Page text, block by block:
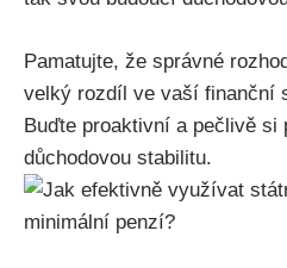
Pamatujte, že správné
velký rozdíl ve vaší finanční
Buďte proaktivní a pečlivě si
důchodovou stabilitu.